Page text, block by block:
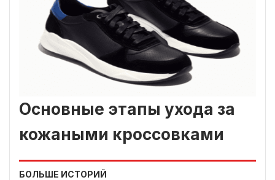
Основные этапы ухода за
кожаными кроссовками
БОЛЬШЕ ИСТОРИЙ